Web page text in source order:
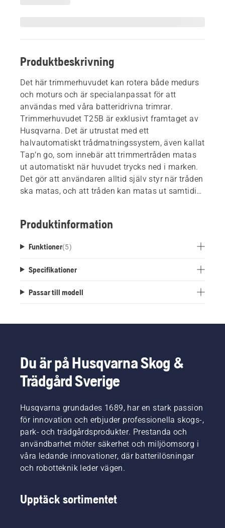
Produktbeskrivning
Det här trimmerhuvudet kan rotera både medurs
och moturs och är specialanpassat för att
användas med våra batteridrivna trimrar.
Trimmerhuvudet T25B är exklusivt framtaget av
Husqvarna. Det är utrustat med ett
halvautomatiskt trådmatningssystem, även kallat
Tap’n go, som innebär att trimmertråden matas
ut automatiskt när huvudet trycks ned i marken.
Det gör att användaren alltid själv styr när tråden
ska matas, och att tråden kan matas ut samtidigt
tråden ska matas fram.
Produktinformation
Funktioner(5)
Specifikationer
Passar till modell
Du är på Husqvarna Skog &
Trädgård Sverige
Husqvarna grundades 1689, har en stark passion
för innovation och erbjuder professionella skogs-,
park- och trädgårdsprodukter. Prestanda och
användbarhet möter säkerhet och miljöomsorg i
våra ledande innovationer, där batterilösningar
och robotteknik leder vägen.
Upptäck sortimentet